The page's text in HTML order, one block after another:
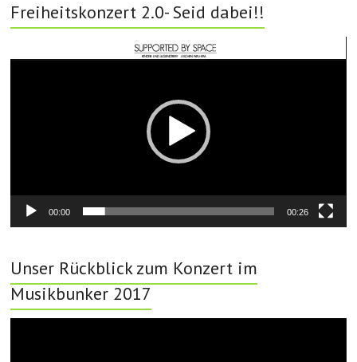
Freiheitskonzert 2.0- Seid dabei!!
Player
00:00 00:26
Unser Rückblick zum Konzert im
Musikbunker 2017